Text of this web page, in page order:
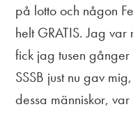
på lotto och någon
helt GRATIS. Jag
fick jag tusen
SSSB just nu gav
dessa människor,